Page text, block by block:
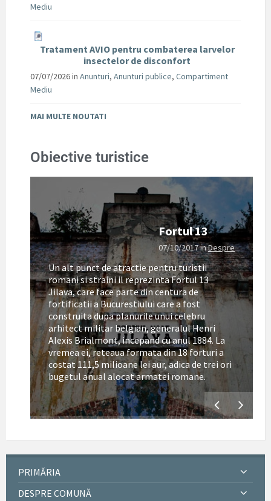
Mediu
Tratament AVIO pentru combaterea larvelor
insectelor de disconfort
07/07/2026in Anunturi, Anunturi publice, Compartiment
Mediu
MAI MULTE NOUTATI
Obiective turistice
Fortul 13
07/10/2017inDespre
Un alt punct de atractie pentru turistii
romani si straini il reprezinta Fortul 13
Jilava, care face parte din centura de
fortificatii a Bucurestiului care a fost
construita dupa planurile unui celebru
arhitect militar belgian, generalul Henri
Alexis Brialmont, incepand cu anul 1884. La
vremea ei, reteaua formata din 18 forturi a
costat 111,5 milioane lei aur, adica de trei ori
bugetul anual alocat armatei romane.
PRIMĂRIA
DESPRE COMUNĂ